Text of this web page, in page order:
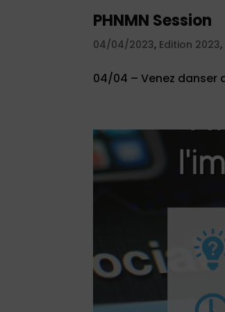
PHNMN Session
04/04/2023, Edition 2023,
04/04 – Venez danser